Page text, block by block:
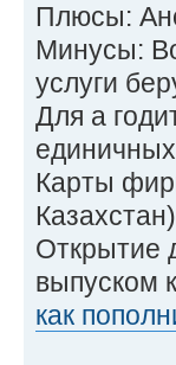
Плюсы:
Минусы:
услуги
Для а
Карты
Казахстан)
Открытие
выпуском
как